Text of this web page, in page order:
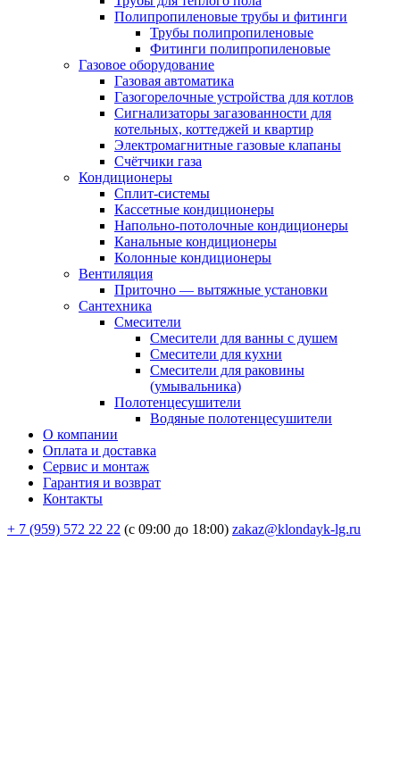
Полипропиленовые трубы и фитинги
Трубы полипропиленовые
Фитинги полипропиленовые
Газовое оборудование
Газовая автоматика
Газогорелочные устройства для котлов
Сигнализаторы загазованности для
котельных, коттеджей и квартир
Электромагнитные газовые клапаны
Счётчики газа
Кондиционеры
Сплит-системы
Кассетные кондиционеры
Напольно-потолочные кондиционеры
Канальные кондиционеры
Колонные кондиционеры
Вентиляция
Приточно — вытяжные установки
Сантехника
Смесители
Смесители для ванны с душем
Смесители для кухни
Смесители для раковины
(умывальника)
Полотенцесушители
Водяные полотенцесушители
О компании
Оплата и доставка
Сервис и монтаж
Гарантия и возврат
Контакты
+ 7 (959) 572 22 22 (с 09:00 до 18:00) zakaz@klondayk-lg.ru